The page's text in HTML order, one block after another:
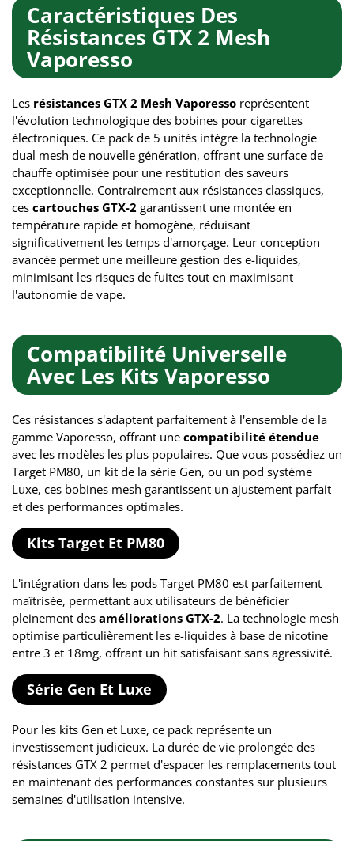
Caractéristiques Des
Résistances GTX 2 Mesh
Vaporesso
Les résistances GTX 2 Mesh Vaporesso représentent
l'évolution technologique des bobines pour cigarettes
électroniques. Ce pack de 5 unités intègre la technologie
dual mesh de nouvelle génération, offrant une surface de
chauffe optimisée pour une restitution des saveurs
exceptionnelle. Contrairement aux résistances classiques,
ces cartouches GTX-2 garantissent une montée en
température rapide et homogène, réduisant
significativement les temps d'amorçage. Leur conception
avancée permet une meilleure gestion des e-liquides,
minimisant les risques de fuites tout en maximisant
l'autonomie de vape.
Compatibilité Universelle
Avec Les Kits Vaporesso
Ces résistances s'adaptent parfaitement à l'ensemble de la
gamme Vaporesso, offrant une compatibilité étendue
avec les modèles les plus populaires. Que vous possédiez un
Target PM80, un kit de la série Gen, ou un pod système
Luxe, ces bobines mesh garantissent un ajustement parfait
et des performances optimales.
Kits Target Et PM80
L'intégration dans les pods Target PM80 est parfaitement
maîtrisée, permettant aux utilisateurs de bénéficier
pleinement des améliorations GTX-2. La technologie mesh
optimise particulièrement les e-liquides à base de nicotine
entre 3 et 18mg, offrant un hit satisfaisant sans agressivité.
Série Gen Et Luxe
Pour les kits Gen et Luxe, ce pack représente un
investissement judicieux. La durée de vie prolongée des
résistances GTX 2 permet d'espacer les remplacements tout
en maintenant des performances constantes sur plusieurs
semaines d'utilisation intensive.